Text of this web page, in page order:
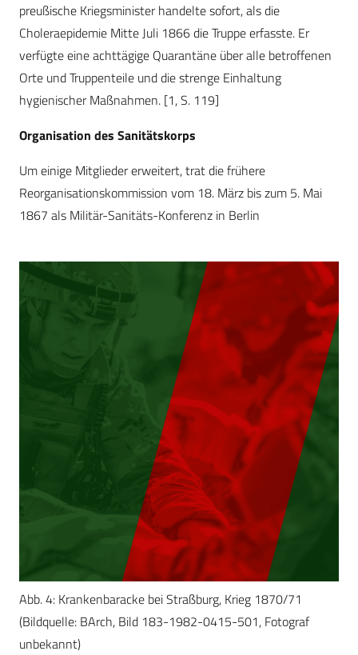
preußische Kriegsminister handelte sofort, als die
Choleraepidemie Mitte Juli 1866 die Truppe erfasste. Er
verfügte eine achttägige Quarantäne über alle betroffenen
Orte und Truppenteile und die strenge Einhaltung
hygienischer Maßnahmen. [1, S. 119]
Organisation des Sanitätskorps
Um einige Mitglieder erweitert, trat die frühere
Reorganisationskommission vom 18. März bis zum 5. Mai
1867 als Militär-Sanitäts-Konferenz in Berlin
Abb. 4: Krankenbaracke bei Straßburg, Krieg 1870/71
(Bildquelle: BArch, Bild 183-1982-0415-501, Fotograf
unbekannt)